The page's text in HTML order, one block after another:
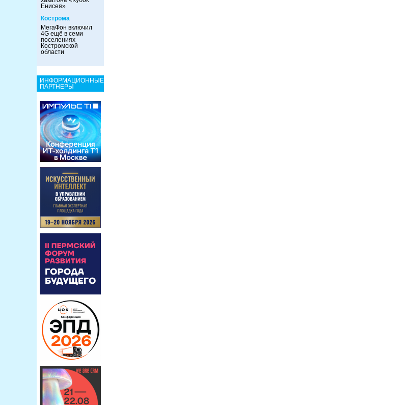
Енисея»
Кострома
МегаФон включил
4G ещё в семи
поселениях
Костромской
области
ИНФОРМАЦИОННЫЕ
ПАРТНЕРЫ